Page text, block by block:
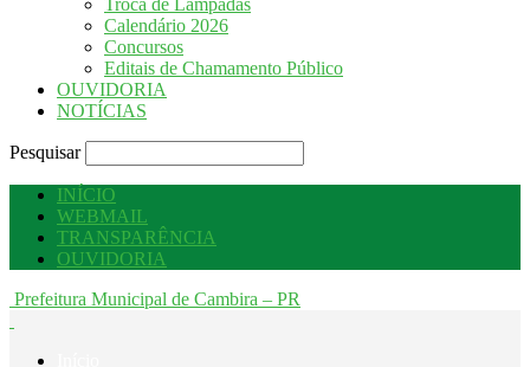
Troca de Lâmpadas
Calendário 2026
Concursos
Editais de Chamamento Público
OUVIDORIA
NOTÍCIAS
Pesquisar
INÍCIO
WEBMAIL
TRANSPARÊNCIA
OUVIDORIA
Prefeitura Municipal de Cambira – PR